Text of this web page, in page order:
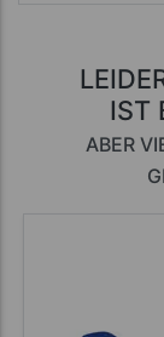
IST
ABER